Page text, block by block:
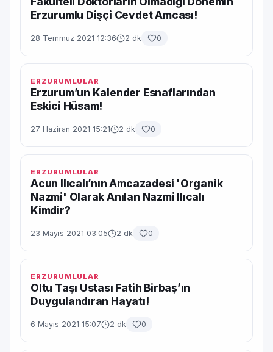
Erzurumlu Dişçi Cevdet Amcası!
28 Temmuz 2021 12:36 2 dk 0
ERZURUMLULAR
Erzurum’un Kalender Esnaflarından
Eskici Hüsam!
27 Haziran 2021 15:21 2 dk 0
ERZURUMLULAR
Acun Ilıcalı’nın Amcazadesi 'Organik
Nazmi' Olarak Anılan Nazmi Ilıcalı
Kimdir?
23 Mayıs 2021 03:05 2 dk 0
ERZURUMLULAR
Oltu Taşı Ustası Fatih Birbaş’ın
Duygulandıran Hayatı!
6 Mayıs 2021 15:07 2 dk 0